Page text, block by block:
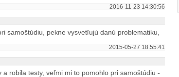
2016-11-23 14:30:56
samoštúdiu, pekne vysvetľujú danú problematiku,
2015-05-27 18:55:41
robila testy, veľmi mi to pomohlo pri samoštúdiu -